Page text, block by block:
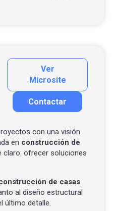
Ver
Microsite
Contactar
Contactar por correo
con una visión
en construcción de
claro: ofrecer soluciones
de casas
al diseño estructural
último detalle.